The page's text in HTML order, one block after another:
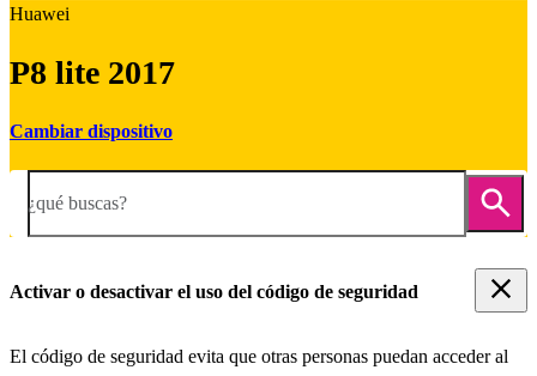
Huawei
P8 lite 2017
Cambiar dispositivo
¿qué buscas?
Activar o desactivar el uso del código de seguridad
El código de seguridad evita que otras personas puedan acceder al